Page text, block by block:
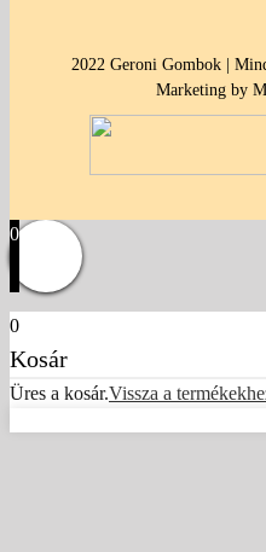
2022 Geroni Gombok |
Marketing by
0
0
Kosár
Üres a kosár.Vissza a